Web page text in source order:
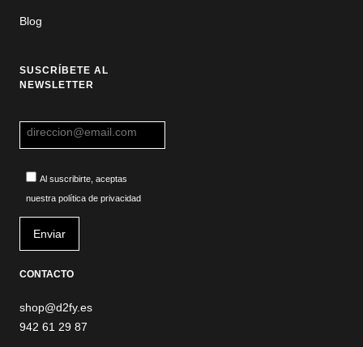
Blog
SUSCRÍBETE AL
NEWSLETTER
Al suscribirte, aceptas
nuestra política de privacidad
CONTACTO
shop@d2fy.es
942 61 29 87